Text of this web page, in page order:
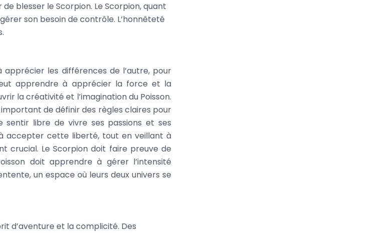
blesser le Scorpion. Le Scorpion, quant
son besoin de contrôle. L’honnêteté
les différences de l’autre, pour
apprendre à apprécier la force et la
la créativité et l’imagination du Poisson.
de définir des règles claires pour
sentir libre de vivre ses passions et ses
accepter cette liberté, tout en veillant à
crucial. Le Scorpion doit faire preuve de
doit apprendre à gérer l’intensité
un espace où leurs deux univers se
d’aventure et la complicité. Des